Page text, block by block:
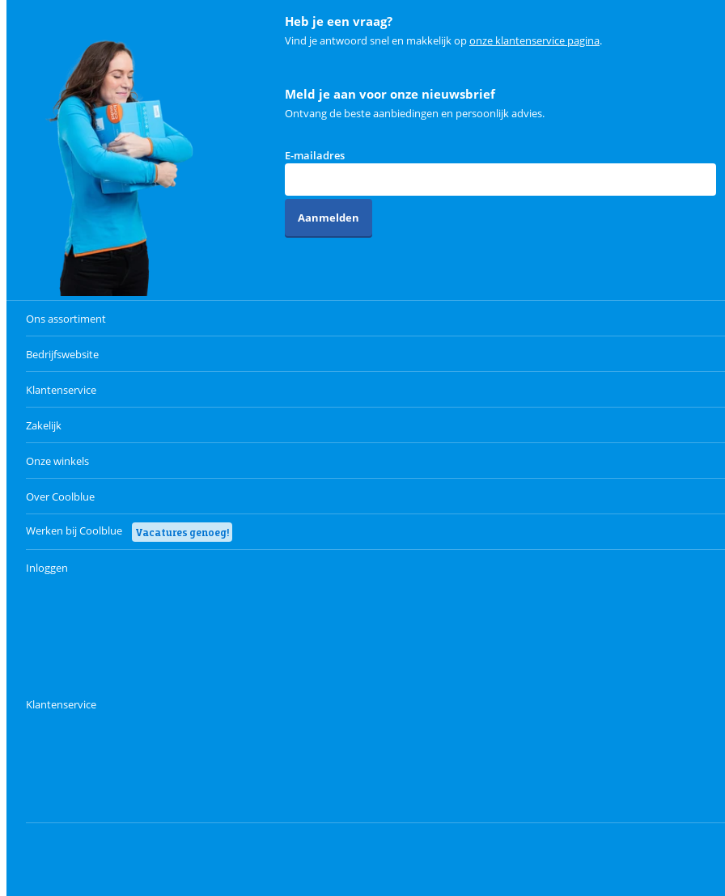
Heb je een vraag?
Vind je antwoord snel en makkelijk oponze klantenservice pagina.
Meld je aan voor onze nieuwsbrief
Ontvang de beste aanbiedingen en persoonlijk advies.
E-mailadres
Aanmelden
Ons assortiment
Bedrijfswebsite
Klantenservice
Zakelijk
Onze winkels
Over Coolblue
Werken bij Coolblue Vacatures genoeg!
Inloggen
Klantenservice